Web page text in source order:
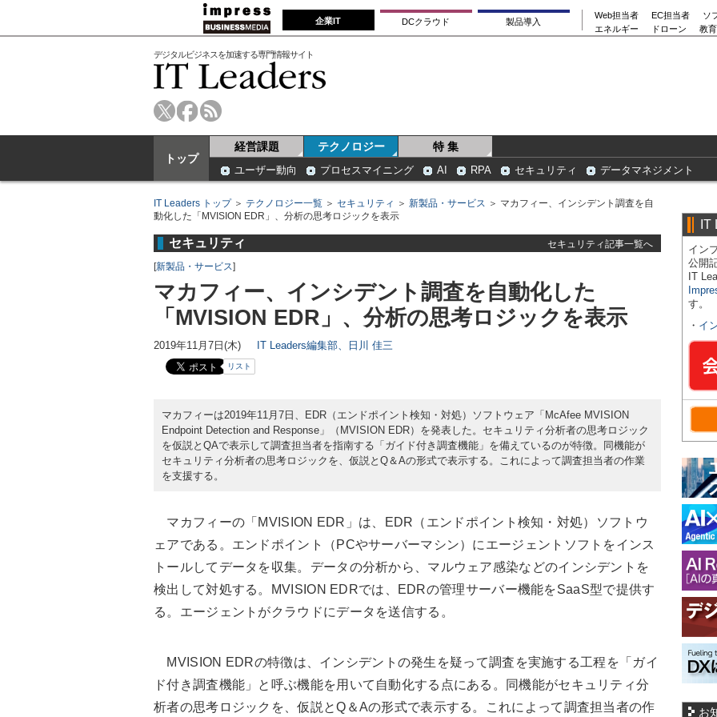
企業IT DCクラウド 製品導入
Web担当者 EC担当者
ソ
エネルギー
ドローン 教
デジタルビジネスを加速する専門情報サイト
トップ
経営課題 テクノロジー 特 集
ユーザー動向 プロセスマイニング AI RPA セキュリティ データマネジメント
IT Leaders トップ＞ テクノロジー一覧 ＞ セキュリティ ＞ 新製品・サービス ＞ マカフィー、インシデント調査を自
動化した「MVISION EDR」、分析の思考ロジックを表示
セキュリティ
セキュリティ記事一覧へ
[新製品・サービス]
マカフィー、インシデント調査を自動化した
「MVISION EDR」、分析の思考ロジックを表示
2019年11月7日(木) IT Leaders編集部、日川 佳三
リスト
マカフィーは2019年11月7日、EDR（エンドポイント検知・対処）ソフトウェア「McAfee MVISION
Endpoint Detection and Response」（MVISION EDR）を発表した。セキュリティ分析者の思考ロジック
を仮説とQAで表示して調査担当者を指南する「ガイド付き調査機能」を備えているのが特徴。同機能が
セキュリティ分析者の思考ロジックを、仮説とQ＆Aの形式で表示する。これによって調査担当者の作業
を支援する。
マカフィーの「MVISION EDR」は、EDR（エンドポイント検知・対処）ソフトウ
ェアである。エンドポイント（PCやサーバーマシン）にエージェントソフトをインス
トールしてデータを収集。データの分析から、マルウェア感染などのインシデントを
検出して対処する。MVISION EDRでは、EDRの管理サーバー機能をSaaS型で提供す
る。エージェントがクラウドにデータを送信する。
MVISION EDRの特徴は、インシデントの発生を疑って調査を実施する工程を「ガイ
ド付き調査機能」と呼ぶ機能を用いて自動化する点にある。同機能がセキュリティ分
析者の思考ロジックを、仮説とQ＆Aの形式で表示する。これによって調査担当者の作
IT
イン
公開
IT
す。
・ イ
お